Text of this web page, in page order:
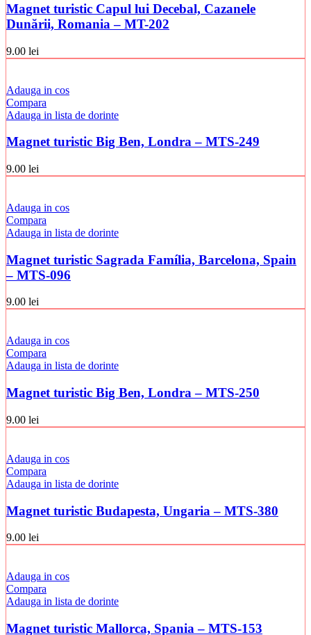
Magnet turistic Capul lui Decebal, Cazanele
Dunării, Romania – MT-202
9.00 lei
Adauga in cos
Compara
Adauga in lista de dorinte
Magnet turistic Big Ben, Londra – MTS-249
9.00 lei
Adauga in cos
Compara
Adauga in lista de dorinte
Magnet turistic Sagrada Família, Barcelona, Spain
– MTS-096
9.00 lei
Adauga in cos
Compara
Adauga in lista de dorinte
Magnet turistic Big Ben, Londra – MTS-250
9.00 lei
Adauga in cos
Compara
Adauga in lista de dorinte
Magnet turistic Budapesta, Ungaria – MTS-380
9.00 lei
Adauga in cos
Compara
Adauga in lista de dorinte
Magnet turistic Mallorca, Spania – MTS-153